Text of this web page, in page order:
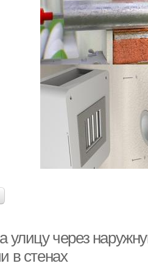
улицу через
в стенах